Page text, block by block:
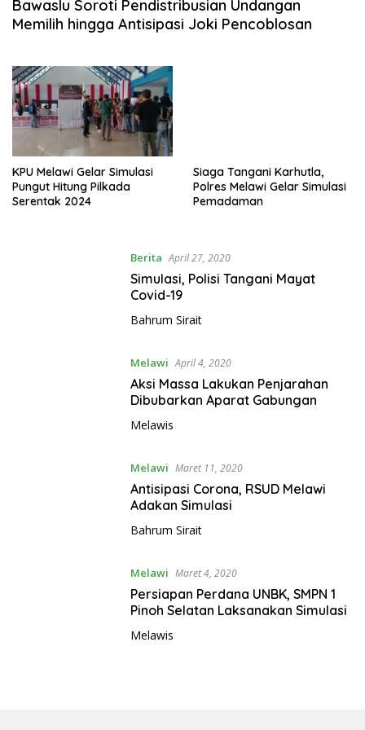
Bawaslu Soroti Pendistribusian Undangan
Memilih hingga Antisipasi Joki Pencoblosan
KPU Melawi Gelar Simulasi
Pungut Hitung Pilkada
Serentak 2024
Siaga Tangani Karhutla,
Polres Melawi Gelar Simulasi
Pemadaman
Berita April 27, 2020
Simulasi, Polisi Tangani Mayat
Covid-19
Bahrum Sirait
Melawi April 4, 2020
Aksi Massa Lakukan Penjarahan
Dibubarkan Aparat Gabungan
Melawis
Melawi Maret 11, 2020
Antisipasi Corona, RSUD Melawi
Adakan Simulasi
Bahrum Sirait
Melawi Maret 4, 2020
Persiapan Perdana UNBK, SMPN 1
Pinoh Selatan Laksanakan Simulasi
Melawis